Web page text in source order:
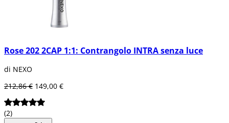
Rose 202 2CAP 1:1: Contrangolo INTRA senza luce
di NEXO
212,86 € 149,00 €
(2)